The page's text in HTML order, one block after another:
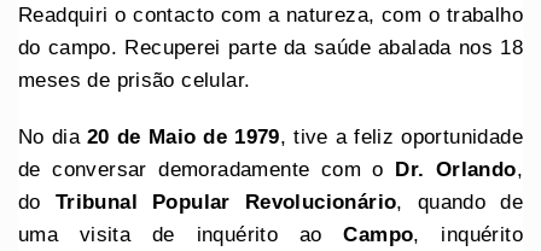
Readquiri o contacto com a natureza, com o trabalho
do campo. Recuperei parte da saúde abalada nos 18
meses de prisão celular.
No dia20 de Maio de 1979, tive a feliz oportunidade
de conversar demoradamente com o Dr. Orlando,
do Tribunal Popular Revolucionário, quando de
uma visita de inquérito aoCampo, inquérito